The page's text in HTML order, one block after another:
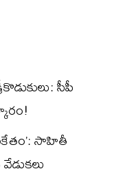
సీపీ
సాహితీ